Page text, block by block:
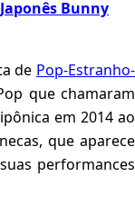
Bunny
de Pop-Estranho-
que chamaram
em 2014 ao
que aparece
performances